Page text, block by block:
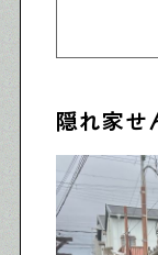
隠れ家せ